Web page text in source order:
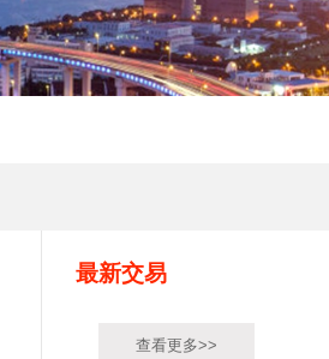
最新交易
查看更多>>